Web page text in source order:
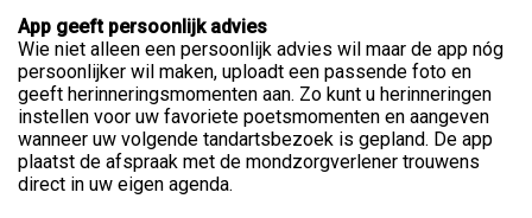
App geeft persoonlijk advies
Wie niet alleen een persoonlijk advies wil maar de app nóg
persoonlijker wil maken, uploadt een passende foto en
geeft herinneringsmomenten aan. Zo kunt u herinneringen
instellen voor uw favoriete poetsmomenten en aangeven
wanneer uw volgende tandartsbezoek is gepland. De app
plaatst de afspraak met de mondzorgverlener trouwens
direct in uw eigen agenda.